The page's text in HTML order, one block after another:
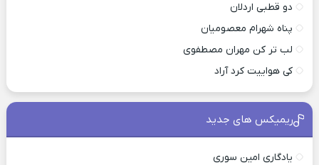
دو قطبی اردلان
پناه شهرام معصومیان
لب تر کن مهران مصطفوی
کی هواییت کرد آراد
ریمیکس های جدید
یادگاری امین سوری